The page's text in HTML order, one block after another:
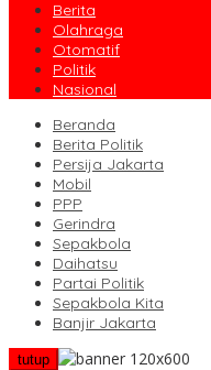
Berita
Olahraga
Otomatif
Politik
Nasional
Beranda
Berita Politik
Persija Jakarta
Mobil
PPP
Gerindra
Sepakbola
Daihatsu
Partai Politik
Sepakbola Kita
Banjir Jakarta
tutup